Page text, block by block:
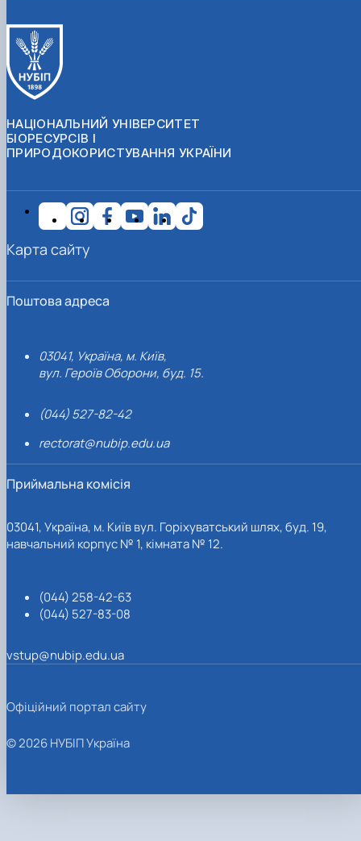
НАЦІОНАЛЬНИЙ УНІВЕРСИТЕТ
БІОРЕСУРСІВ І
ПРИРОДОКОРИСТУВАННЯ УКРАЇНИ
Поштова адреса
03041, Україна, м. Київ,
вул. Героїв Оборони, буд. 15.
(044) 527-82-42
rectorat@nubip.edu.ua
Приймальна комісія
03041, Україна, м. Київ вул. Горіхуватський шлях, буд. 19,
навчальний корпус № 1, кімната № 12.
(044) 258-42-63
(044) 527-83-08
vstup@nubip.edu.ua
Карта сайту
Офіційний портал сайту
© 2026 НУБІП Україна